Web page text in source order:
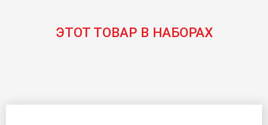
ЭТОТ ТОВАР В НАБОРАХ